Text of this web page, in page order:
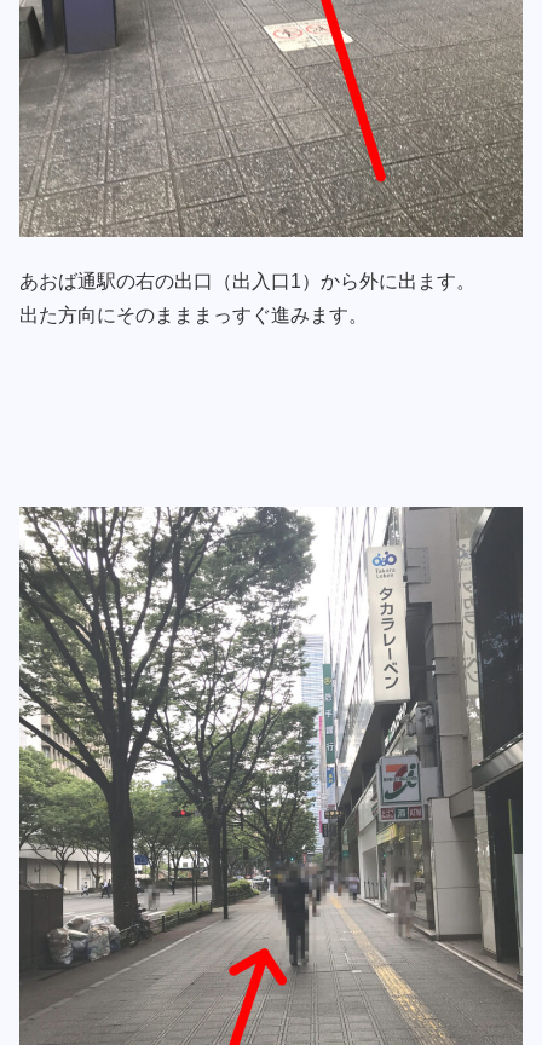
あおば通駅の右の出口（出入口1）から外に出ます。
出た方向にそのまままっすぐ進みます。